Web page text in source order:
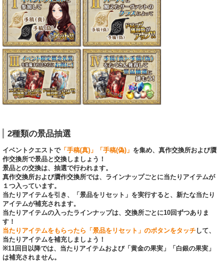
2種類の景品抽選
イベントクエストで「手稿(真)」「手稿(偽)」 を集め、真作交換所および贋
作交換所で景品と交換しましょう！
景品との交換は、抽選で行われます。
真作交換所および贋作交換所では、ラインナップごとに当たりアイテムが
１つ入っています。
当たりアイテムを引き、「景品をリセット」を実行すると、新たな当たり
アイテムが補充されます。
当たりアイテムの入ったラインナップは、交換所ごとに10回ずつありま
す！
当たりアイテムをもらったら「景品をリセット」のボタンをタッチ して、
当たりアイテムを補充しましょう！
※11回目以降では、当たりアイテムおよび「黄金の果実」「白銀の果実」
は補充されません。